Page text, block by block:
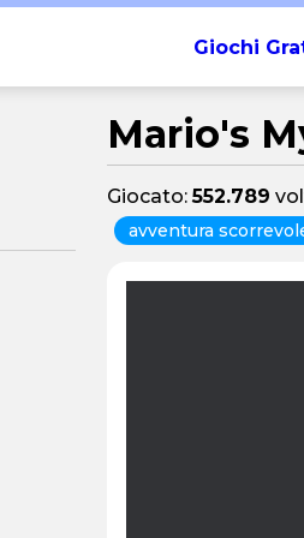
Giochi
Mario's
Giocato:552.789
avventura